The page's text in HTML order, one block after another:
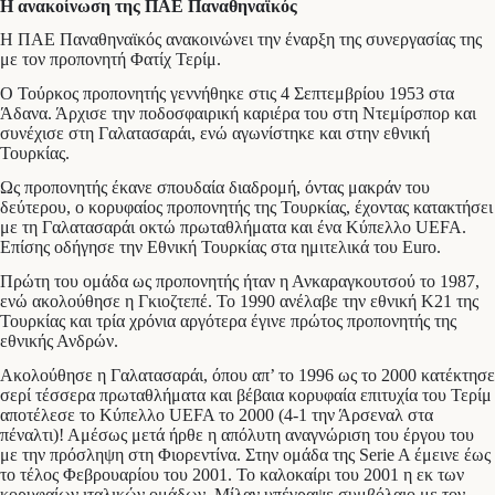
Η ανακοίνωση της ΠΑΕ Παναθηναϊκός
Η ΠΑΕ Παναθηναϊκός ανακοινώνει την έναρξη της συνεργασίας της
με τον προπονητή Φατίχ Τερίμ.
Ο Τούρκος προπονητής γεννήθηκε στις 4 Σεπτεμβρίου 1953 στα
Άδανα. Άρχισε την ποδοσφαιρική καριέρα του στη Ντεμίρσπορ και
συνέχισε στη Γαλατασαράι, ενώ αγωνίστηκε και στην εθνική
Τουρκίας.
Ως προπονητής έκανε σπουδαία διαδρομή, όντας μακράν του
δεύτερου, ο κορυφαίος προπονητής της Τουρκίας, έχοντας κατακτήσει
με τη Γαλατασαράι οκτώ πρωταθλήματα και ένα Κύπελλο UEFA.
Επίσης οδήγησε την Εθνική Τουρκίας στα ημιτελικά του Euro.
Πρώτη του ομάδα ως προπονητής ήταν η Ανκαραγκουτσού το 1987,
ενώ ακολούθησε η Γκιοζτεπέ. Το 1990 ανέλαβε την εθνική K21 της
Τουρκίας και τρία χρόνια αργότερα έγινε πρώτος προπονητής της
εθνικής Ανδρών.
Ακολούθησε η Γαλατασαράι, όπου απ’ το 1996 ως το 2000 κατέκτησε
σερί τέσσερα πρωταθλήματα και βέβαια κορυφαία επιτυχία του Τερίμ
αποτέλεσε το Κύπελλο UEFA το 2000 (4-1 την Άρσεναλ στα
πέναλτι)! Αμέσως μετά ήρθε η απόλυτη αναγνώριση του έργου του
με την πρόσληψη στη Φιορεντίνα. Στην ομάδα της Serie A έμεινε έως
το τέλος Φεβρουαρίου του 2001. Το καλοκαίρι του 2001 η εκ των